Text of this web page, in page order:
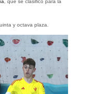
, que se clasificó para la
y octava plaza.